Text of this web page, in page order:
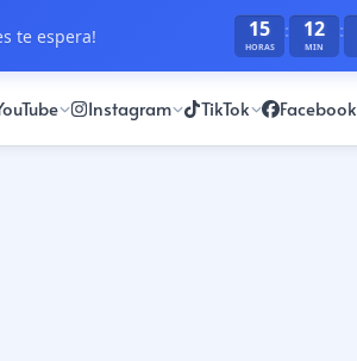
te espera! 15
HORAS
: 12
MIN
:
Instagram TikTok Facebook